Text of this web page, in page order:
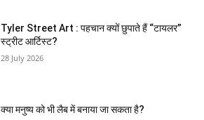
Tyler Street Art : पहचान क्यों छुपाते हैं “टायलर”
स्ट्रीट आर्टिस्ट?
28 July 2026
क्या मनुष्य को भी लैब में बनाया जा सकता है?